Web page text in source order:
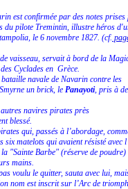
est confirmée par des notes prises
du pilote Tremintin, illustre héros
le 6 novembre 1827. (cf.
vaisseau, servait à bord de la
Cyclades en Grèce.
navale de Navarin contre les
un brick, le Panayoti, pris à
navires pirates près
blessé.
qui, passés à l’abordage,
matelots qui avaient résisté avec
"Sainte Barbe" (réserve de poudre)
mains.
voulu le quitter, sauta avec lui,
nom est inscrit sur l’Arc de